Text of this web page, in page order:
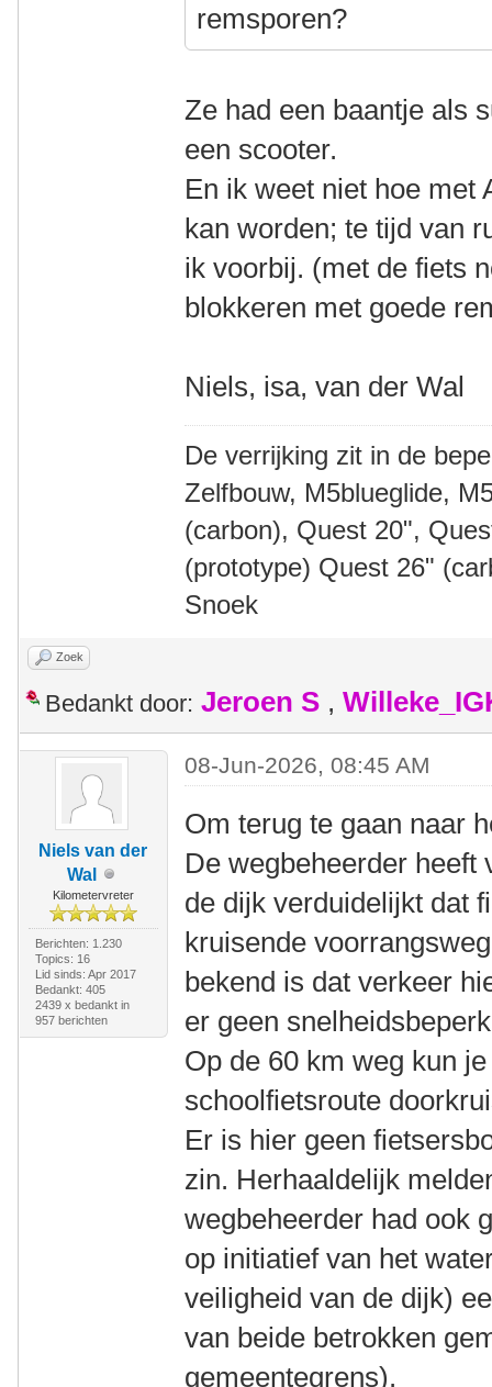
remsporen?
Ze had een baantje als
een scooter.
En ik weet niet hoe met
kan worden; te tijd van
ik voorbij. (met de fiets
blokkeren met goede
Niels, isa, van der Wal
De verrijking zit in de
Zelfbouw, M5blueglide,
(carbon), Quest 20",
(prototype) Quest 26"
Snoek
Zoek
Bedankt door: Jeroen S ,
Niels van der
Wal
Kilometervreter
Berichten: 1.230
Topics: 16
Lid sinds: Apr 2017
Bedankt: 405
2439 x bedankt in
957 berichten
08-Jun-2026, 08:45 AM
Om terug te gaan naar
De wegbeheerder
de dijk verduidelijkt dat
kruisende
bekend is dat verkeer
er geen
Op de 60 km weg kun
schoolfietsroute
Er is hier geen
zin. Herhaaldelijk
wegbeheerder had ook
op initiatief van het
veiligheid van de dijk)
van beide betrokken
gemeentegrens).